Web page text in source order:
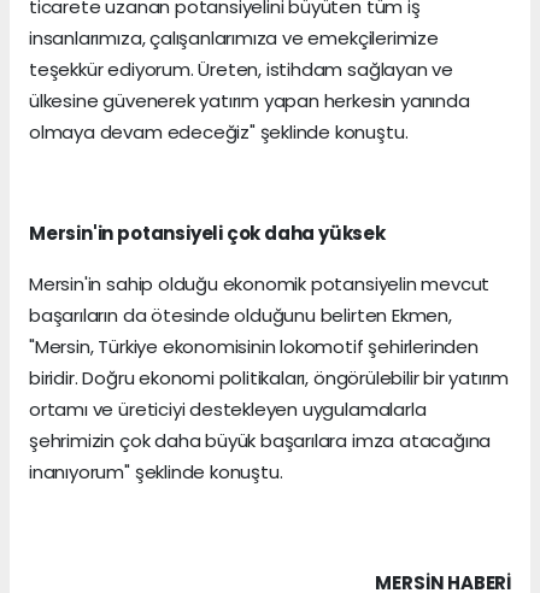
ticarete uzanan potansiyelini büyüten tüm iş
insanlarımıza, çalışanlarımıza ve emekçilerimize
teşekkür ediyorum. Üreten, istihdam sağlayan ve
ülkesine güvenerek yatırım yapan herkesin yanında
olmaya devam edeceğiz" şeklinde konuştu.
Mersin'in potansiyeli çok daha yüksek
Mersin'in sahip olduğu ekonomik potansiyelin mevcut
başarıların da ötesinde olduğunu belirten Ekmen,
"Mersin, Türkiye ekonomisinin lokomotif şehirlerinden
biridir. Doğru ekonomi politikaları, öngörülebilir bir yatırım
ortamı ve üreticiyi destekleyen uygulamalarla
şehrimizin çok daha büyük başarılara imza atacağına
inanıyorum" şeklinde konuştu.
MERSIN HABERİ